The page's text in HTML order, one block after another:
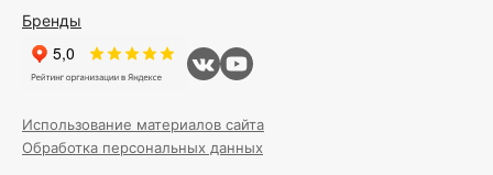
Бренды
Использование материалов сайта
Обработка персональных данных